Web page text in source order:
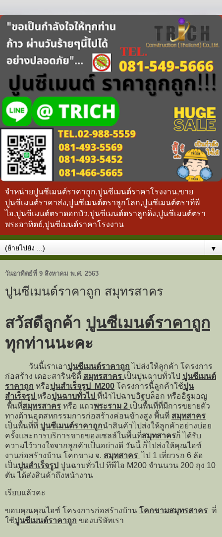
จำหน่ายปูนซีเมนต์ราคาถูก,ปูนซีเมนต์ราคาโรงงาน,ขาย
ปูนซีเมนต์ราคาส่ง,ปูนซีเมนต์ตราลูกโลก,ปูนซีเมนต์ตราทีพี
ไอ,ปูนซีเมนต์ตราดอกบัว,ปูนซีเมนต์ตราลูกดิ่ง,ปูนซีเมนต์ตรา
พระอาทิตย์,ปูนซีเมนต์ราคาโรงงาน
▼
วันอาทิตย์ที่ 9 สิงหาคม พ.ศ. 2563
ปูนซีเมนต์ราคาถูก สมุทรสาคร
สวัสดีลูกค้า ปูนซีเมนต์ราคาถูก
ทุกท่านนะคะ
วันนี้เราเอาปูนซีเมนต์ราคาถูก ไปส่งให้ลูกค้า โครงการ
ก่อสร้าง เดอะสารินซิตี้ สมุทรสาคร เป็นปูนฉาบทั่วไป ปูนซีเมนต์
ราคาถูก หรือปูนสำเร็จรูป M200 โครงการนี้ลูกค้าใช้ปูน
สำเร็จรูป หรือปูนฉาบทั่วไป ที่นำไปฉาบอิฐบล็อก หรืออิฐมอญ
พื้นที่สมุทรสาคร หรือ แถวพระราม 2 เป็นพื้นที่ที่มีการขยายตัว
ทางด้านอุตสหกรรมการก่อสร้างค่อนข้างสูง พื้นที่ สมุทสาคร
เป็นพื้นที่ที่ ปูนซีเมนต์ราคาถูกนำสินค้าไปส่งให้ลูกค้าอย่างบ่อย
ครั้งและการบริการขายของเซลล์ในพื้นที่สมุทสาครก็ ได้รับ
ความไว้วางใจจากลูกค้าเป็นอย่างดี วันนี้ ก็ไปส่งให้คุณไอซ์
งานก่อสร้างบ้าน โคกขาม จ. สมุทสาคร ไป 1 เที่ยวรถ 6 ล้อ
เป็นปูนสำเร็จรูป ปูนฉาบทั่วไป ทีพีไอ M200 จำนนวน 200 ถุง 10
ตัน ได้ส่งสินค้าถึงหน้างาน
เรียบแล้วคะ
ขอบคุณคุณไอซ์ โครงการก่อสร้างบ้าน โคกขามสมุทรสาคร ที่
ใช้ปูนซีเมนต์ราคาถูก ของบริษัทเรา